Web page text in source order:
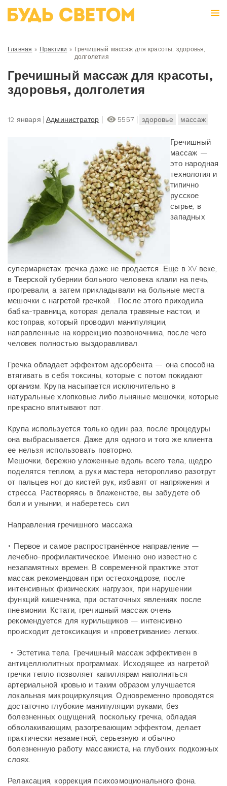
Главная » Практики » Гречишный массаж для красоты, здоровья,
долголетия
Гречишный массаж для красоты,
здоровья, долголетия
12 января Администратор 5557 здоровье массаж
Гречишный
массаж —
это народная
технология и
типично
русское
сырье, в
западных
супермаркетах гречка даже не продается. Еще в XV веке,
в Тверской губернии больного человека клали на печь,
прогревали, а затем прикладывали на больные места
мешочки с нагретой гречкой. . После этого приходила
бабка-травница, которая делала травяные настои, и
костоправ, который проводил манипуляции,
направленные на коррекцию позвоночника, после чего
человек полностью выздоравливал.
Гречка обладает эффектом адсорбента — она способна
втягивать в себя токсины, которые с потом покидают
организм. Крупа насыпается исключительно в
натуральные хлопковые либо льняные мешочки, которые
прекрасно впитывают пот.
Крупа используется только один раз, после процедуры
она выбрасывается. Даже для одного и того же клиента
ее нельзя использовать повторно.
Мешочки, бережно уложенные вдоль всего тела, щедро
поделятся теплом, а руки мастера неторопливо разотрут
от пальцев ног до кистей рук, избавят от напряжения и
стресса. Растворяясь в блаженстве, вы забудете об
боли и унынии, и наберетесь сил.
Направления гречишного массажа:
• Первое и самое распространённое направление —
лечебно-профилактическое. Именно оно известно с
незапамятных времен. В современной практике этот
массаж рекомендован при остеохондрозе, после
интенсивных физических нагрузок, при нарушении
функций кишечника, при остаточных явлениях после
пневмонии. Кстати, гречишный массаж очень
рекомендуется для курильщиков — интенсивно
происходит детоксикация и «проветривание» легких.
• Эстетика тела. Гречишный массаж эффективен в
антицеллюлитных программах. Исходящее из нагретой
гречки тепло позволяет капиллярам наполниться
артериальной кровью и таким образом улучшается
локальная микроциркуляция. Одновременно проводятся
достаточно глубокие манипуляции руками, без
болезненных ощущений, поскольку гречка, обладая
обволакивающим, разогревающим эффектом, делает
практически незаметной, серьезную и обычно
болезненную работу массажиста, на глубоких подкожных
слоях.
Релаксация, коррекция психоэмоционального фона.